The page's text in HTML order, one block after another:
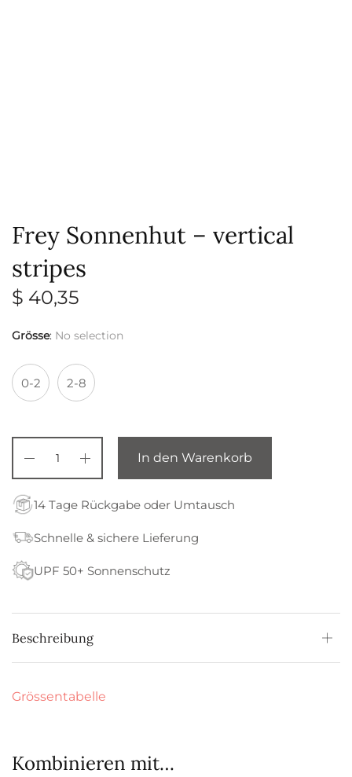
Frey Sonnenhut – vertical
stripes
$ 40,35
Grösse: No selection
0-2 2-8
In den Warenkorb
14 Tage Rückgabe oder Umtausch
Schnelle & sichere Lieferung
UPF 50+ Sonnenschutz
Beschreibung
Grössentabelle
Kombinieren mit…